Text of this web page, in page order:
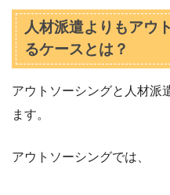
人材派遣よりもアウ
るケースとは？
アウトソーシングと人材派
ます。
アウトソーシングでは、